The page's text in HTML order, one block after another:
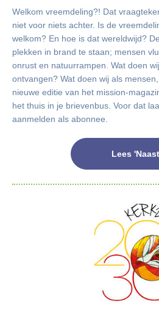
Welkom vreemdeling?! Dat
niet voor niets achter. Is de
welkom? En hoe is dat wereldwijd?
plekken in brand te staan; mensen
onrust en natuurrampen. Wat doen
ontvangen? Wat doen wij als
nieuwe editie van het mission-
het thuis in je brievenbus. Voor dat
aanmelden als abonnee.
Lees